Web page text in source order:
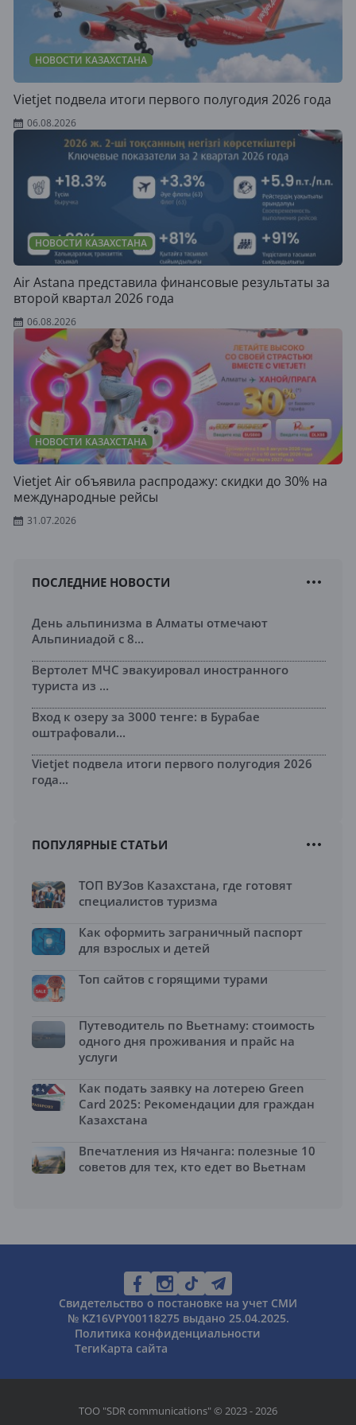
НОВОСТИ КАЗАХСТАНА
Vietjet подвела итоги первого полугодия 2026 года
06.08.2026
НОВОСТИ КАЗАХСТАНА
Air Astana представила финансовые результаты за
второй квартал 2026 года
06.08.2026
НОВОСТИ КАЗАХСТАНА
Vietjet Air объявила распродажу: скидки до 30% на
международные рейсы
31.07.2026
ПОСЛЕДНИЕ НОВОСТИ
День альпинизма в Алматы отмечают
Альпиниадой с 8...
Вертолет МЧС эвакуировал иностранного
туриста из ...
Вход к озеру за 3000 тенге: в Бурабае
оштрафовали...
Vietjet подвела итоги первого полугодия 2026
года...
ПОПУЛЯРНЫЕ СТАТЬИ
ТОП ВУЗов Казахстана, где готовят
специалистов туризма
Как оформить заграничный паспорт
для взрослых и детей
Топ сайтов с горящими турами
Путеводитель по Вьетнаму: стоимость
одного дня проживания и прайс на
услуги
Как подать заявку на лотерею Green
Card 2025: Рекомендации для граждан
Казахстана
Впечатления из Нячанга: полезные 10
советов для тех, кто едет во Вьетнам
Свидетельство о постановке на учет СМИ
№ KZ16VPY00118275 выдано 25.04.2025.
Политика конфиденциальности
ТегиКарта сайта
ТОО "SDR communications" © 2023 - 2026